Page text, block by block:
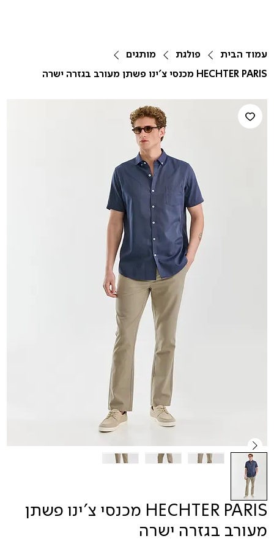
עמוד הבית פולגת
מותגים
HECHTER PARIS מכנסי צ'ינו פשתן מעורב בגזרה ישרה
HECHTER PARIS מכנסי צ'ינו פשתן
מעורב בגזרה ישרה